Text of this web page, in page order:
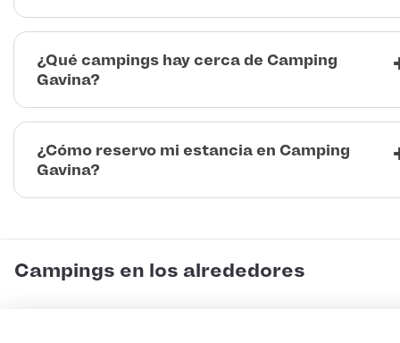
¿Qué campings hay cerca de Camping
Gavina?
¿Cómo reservo mi estancia en Camping
Gavina?
Campings en los alrededores